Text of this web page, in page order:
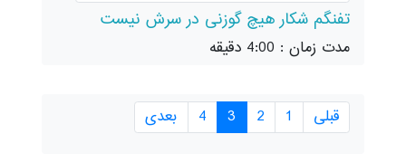
تفنگم شکار هیچ گوزنی در سرش نیست
مدت زمان : 4:00 دقیقه
قبلی 1
2
3
4 بعدی